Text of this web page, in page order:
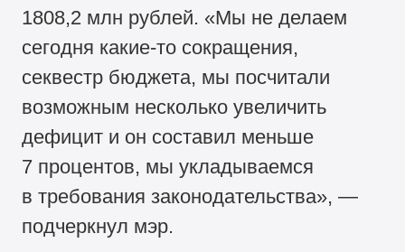
1808,2 млн рублей. «Мы не делаем
сегодня какие-то сокращения,
секвестр бюджета, мы посчитали
возможным несколько увеличить
дефицит и он составил меньше
7 процентов, мы укладываемся
в требования законодательства», —
подчеркнул мэр.